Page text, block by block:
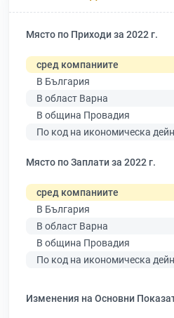
Място по Приходи за 2022 г.
сред компаниите
В България
В област Варна
В община Провадия
По код на икономическа
Място по Заплати за 2022 г.
сред компаниите
В България
В област Варна
В община Провадия
По код на икономическа
Изменения на Основни